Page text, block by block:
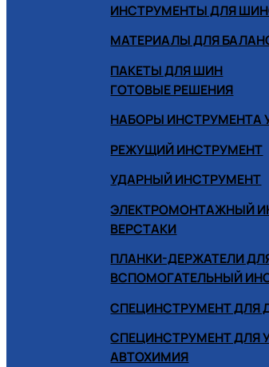
ИНСТРУМЕНТЫ ДЛЯ
МАТЕРИАЛЫ ДЛЯ
ПАКЕТЫ ДЛЯ ШИН
ГОТОВЫЕ РЕШЕНИЯ
НАБОРЫ ИНСТРУМЕНТА
РЕЖУЩИЙ ИНСТРУМЕНТ
УДАРНЫЙ ИНСТРУМЕНТ
ЭЛЕКТРОМОНТАЖНЫЙ
ВЕРСТАКИ
ПЛАНКИ-ДЕРЖАТЕЛИ
ВСПОМОГАТЕЛЬНЫЙ
СПЕЦИНСТРУМЕНТ ДЛЯ
СПЕЦИНСТРУМЕНТ ДЛЯ
АВТОХИМИЯ